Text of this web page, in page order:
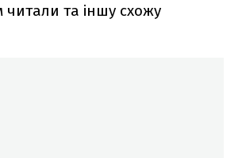
читали та іншу схожу